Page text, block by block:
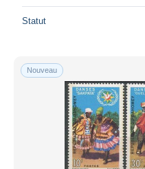
Statut
Nouveau